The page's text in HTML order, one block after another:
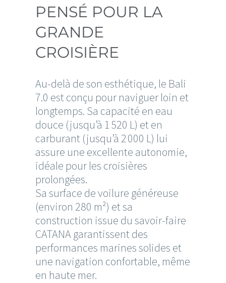
PENSÉ POUR LA
GRANDE
CROISIÈRE
Au-delà de son esthétique, le Bali
7.0 est conçu pour naviguer loin et
longtemps. Sa capacité en eau
douce (jusqu’à 1 520 L) et en
carburant (jusqu’à 2 000 L) lui
assure une excellente autonomie,
idéale pour les croisières
prolongées.
Sa surface de voilure généreuse
(environ 280 m²) et sa
construction issue du savoir-faire
CATANA garantissent des
performances marines solides et
une navigation confortable, même
en haute mer.